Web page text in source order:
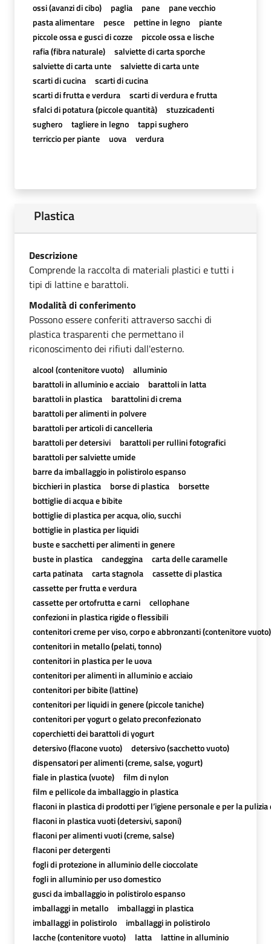
ossi (avanzi di cibo)
paglia pane
pane vecchio
pasta alimentare
pesce pettine in legno
piante
piccole ossa e gusci di cozze
piccole ossa e lische
rafia (fibra naturale)
salviette di carta sporche
salviette di carta unte
salviette di carta unte
scarti di cucina
scarti di cucina
scarti di frutta e verdura
scarti di verdura e frutta
sfalci di potatura (piccole quantità)
stuzzicadenti
sughero
tagliere in legno
tappi sughero
terriccio per piante
uova verdura
Plastica
Descrizione
Comprende la raccolta di materiali plastici e tutti i
tipi di lattine e barattoli.
Modalità di conferimento
Possono essere conferiti attraverso sacchi di
plastica trasparenti che permettano il
riconoscimento dei rifiuti dall'esterno.
alcool (contenitore vuoto)
alluminio
barattoli in alluminio e acciaio
barattoli in latta
barattoli in plastica
barattolini di crema
barattoli per alimenti in polvere
barattoli per articoli di cancelleria
barattoli per detersivi
barattoli per rullini fotografici
barattoli per salviette umide
barre da imballaggio in polistirolo espanso
bicchieri in plastica
borse di plastica
borsette
bottiglie di acqua e bibite
bottiglie di plastica per acqua, olio, succhi
bottiglie in plastica per liquidi
buste e sacchetti per alimenti in genere
buste in plastica
candeggina
carta delle caramelle
carta patinata
carta stagnola
cassette di plastica
cassette per frutta e verdura
cassette per ortofrutta e carni
cellophane
confezioni in plastica rigide o flessibili
contenitori creme per viso, corpo e abbronzanti (contenitore vuoto)
contenitori in metallo (pelati, tonno)
contenitori in plastica per le uova
contenitori per alimenti in alluminio e acciaio
contenitori per bibite (lattine)
contenitori per liquidi in genere (piccole taniche)
contenitori per yogurt o gelato preconfezionato
coperchietti dei barattoli di yogurt
detersivo (flacone vuoto)
detersivo (sacchetto vuoto)
dispensatori per alimenti (creme, salse, yogurt)
fiale in plastica (vuote)
film di nylon
film e pellicole da imballaggio in plastica
flaconi in plastica di prodotti per l’igiene personale e per la pulizia
flaconi in plastica vuoti (detersivi, saponi)
flaconi per alimenti vuoti (creme, salse)
flaconi per detergenti
fogli di protezione in alluminio delle cioccolate
fogli in alluminio per uso domestico
gusci da imballaggio in polistirolo espanso
imballaggi in metallo
imballaggi in plastica
imballaggi in polistirolo
imballaggi in polistirolo
lacche (contenitore vuoto)
latta
lattine in alluminio